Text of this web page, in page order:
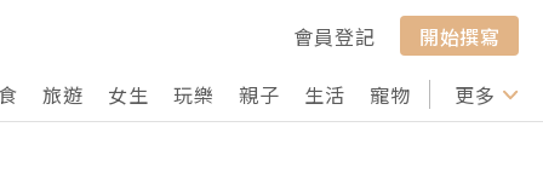
會員登記
開始撰寫
旅遊 女生 玩樂 親子 生活 寵物 行山 打卡
更多